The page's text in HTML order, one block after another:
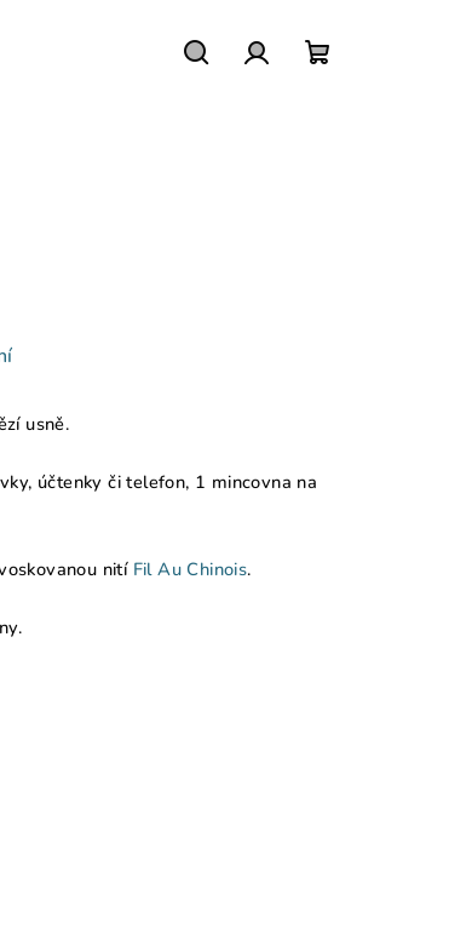
usně.
účtenky či telefon, 1 mincovna na
nití Fil Au Chinois.